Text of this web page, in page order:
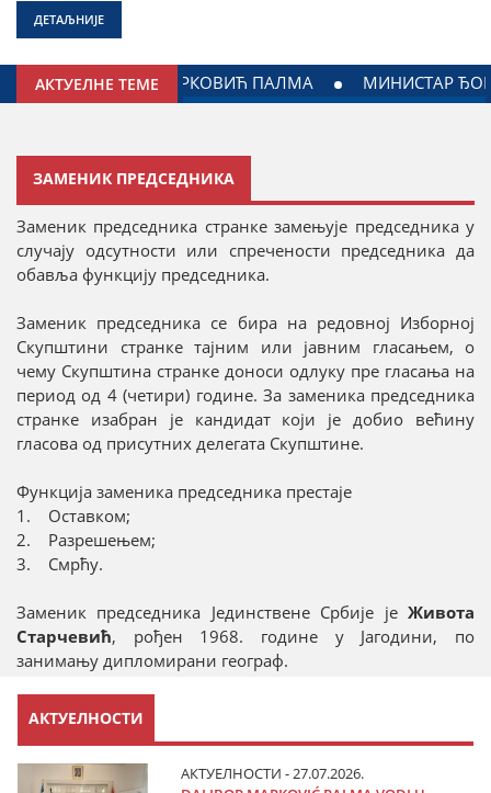
ДЕТАЉНИЈЕ
АКТУЕЛНЕ ТЕМЕ
ЈАГОДИНИ: ДОГОВОРЕН НАСТАВАК САРАДЊЕ ГРАДА
ЗАМЕНИК ПРЕДСЕДНИКА
Заменик председника странке замењује председника у
случају одсутности или спречености председника да
обавља функцију председника.
Заменик председника се бира на редовној Изборној
Скупштини странке тајним или јавним гласањем, о
чему Скупштина странке доноси одлуку пре гласања на
период од 4 (четири) године. За заменика председника
странке изабран је кандидат који је добио већину
гласова од присутних делегата Скупштине.
Функција заменика председника престаје
1. Оставком;
2. Разрешењем;
3. Смрћу.
Заменик председника Јединствене Србије је Живота
Старчевић, рођен 1968. године у Јагодини, по
занимању дипломирани географ.
АКТУЕЛНОСТИ
АКТУЕЛНОСТИ - 27.07.2026.